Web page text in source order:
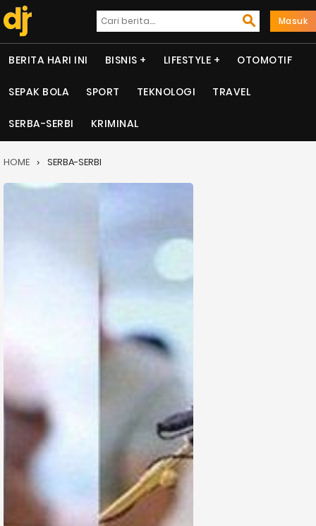
Masuk
BERITA HARI INI BISNIS LIFESTYLE OTOMOTIF
SEPAK BOLA SPORT TEKNOLOGI TRAVEL
SERBA-SERBI KRIMINAL
HOME SERBA-SERBI